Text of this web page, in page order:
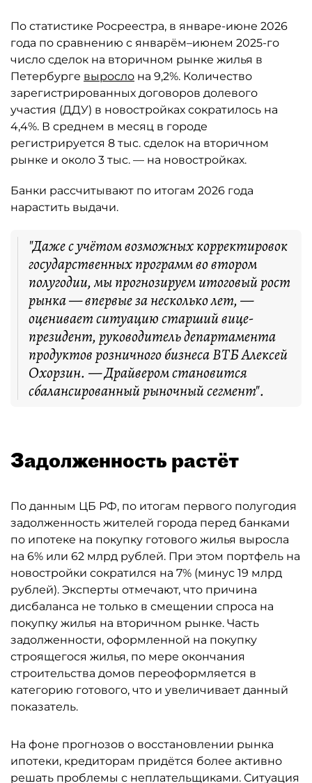
По статистике Росреестра, в январе-июне 2026
года по сравнению с январём–июнем 2025-го
число сделок на вторичном рынке жилья в
Петербурге выросло на 9,2%. Количество
зарегистрированных договоров долевого
участия (ДДУ) в новостройках сократилось на
4,4%. В среднем в месяц в городе
регистрируется 8 тыс. сделок на вторичном
рынке и около 3 тыс. — на новостройках.
Банки рассчитывают по итогам 2026 года
нарастить выдачи.
"Даже с учётом возможных корректировок
государственных программ во втором
полугодии, мы прогнозируем итоговый рост
рынка — впервые за несколько лет, —
оценивает ситуацию старший вице-
президент, руководитель департамента
продуктов розничного бизнеса ВТБ Алексей
Охорзин. — Драйвером становится
сбалансированный рыночный сегмент".
Задолженность растёт
По данным ЦБ РФ, по итогам первого полугодия
задолженность жителей города перед банками
по ипотеке на покупку готового жилья выросла
на 6% или 62 млрд рублей. При этом портфель на
новостройки сократился на 7% (минус 19 млрд
рублей). Эксперты отмечают, что причина
дисбаланса не только в смещении спроса на
покупку жилья на вторичном рынке. Часть
задолженности, оформленной на покупку
строящегося жилья, по мере окончания
строительства домов переоформляется в
категорию готового, что и увеличивает данный
показатель.
На фоне прогнозов о восстановлении рынка
ипотеки, кредиторам придётся более активно
решать проблемы с неплательщиками. Ситуация